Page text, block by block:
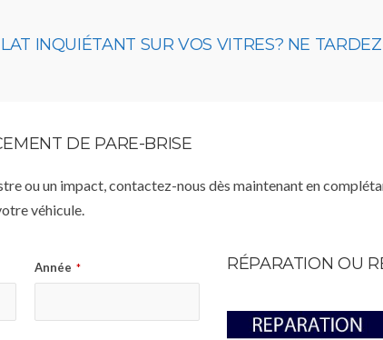
INQUIÉTANT SUR VOS VITRES? NE
DE PARE-BRISE
ou un impact, contactez-nous dès maintenant en
véhicule.
Année * RÉPARATION OU